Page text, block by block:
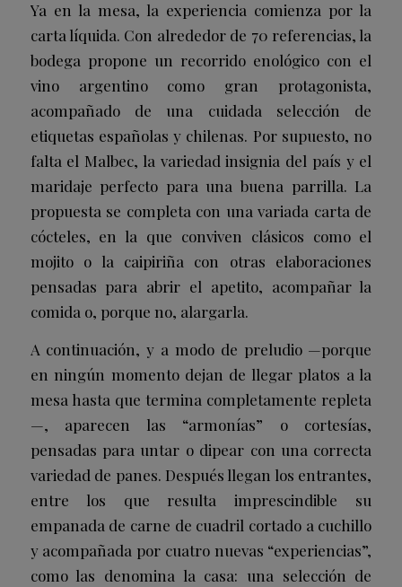
Ya en la mesa, la experiencia comienza por la
carta líquida. Con alrededor de 70 referencias, la
bodega propone un recorrido enológico con el
vino argentino como gran protagonista,
acompañado de una cuidada selección de
etiquetas españolas y chilenas. Por supuesto, no
falta el Malbec, la variedad insignia del país y el
maridaje perfecto para una buena parrilla. La
propuesta se completa con una variada carta de
cócteles, en la que conviven clásicos como el
mojito o la caipiriña con otras elaboraciones
pensadas para abrir el apetito, acompañar la
comida o, porque no, alargarla.
A continuación, y a modo de preludio —porque
en ningún momento dejan de llegar platos a la
mesa hasta que termina completamente repleta
—, aparecen las “armonías” o cortesías,
pensadas para untar o dipear con una correcta
variedad de panes. Después llegan los entrantes,
entre los que resulta imprescindible su
empanada de carne de cuadril cortado a cuchillo
y acompañada por cuatro nuevas “experiencias”,
como las denomina la casa: una selección de